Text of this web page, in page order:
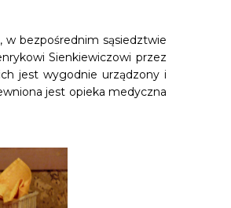
w bezpośrednim sąsiedztwie
Sienkiewiczowi przez
jest wygodnie urządzony i
jest opieka medyczna